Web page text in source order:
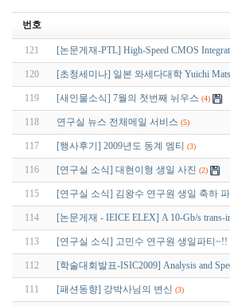
번호
121 [논문게재-PTL] High-Speed CMOS
120 [초청세미나] 일본 와세다대학 Yuichi
119 [새인물소식] 7월의 첫번째 뉘우스 (4)
118 연구실 뉴스 전체메일 서비스 (5)
117 [행사후기] 2009년도 동계 엠티 (3)
116 [연구실 소식] 대현이형 생일 사진 (2)
115 [연구실 소식] 김왕수 연구원 생일 축하
114 [논문게재 - IEICE ELEX] A 10-Gb/s trans-
113 [연구실 소식] 고민수 연구원 생일파티~!!
112 [학술대회발표-ISIC2009] Analysis and
111 [패션동향] 강박사님의 변신 (3)